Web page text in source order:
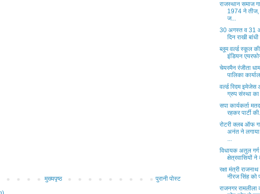
पुरानी पोस्ट
मुख्यपृष्ठ
राजस्थान समाज
1974 ने तीज,
ज...
30 अगस्त व 31
दिन राखी
ब्लूम वर्ल्ड स्कूल
इंडियन
चेयरमैन रंजीता
पालिका
वर्ल्ड रिदम
ग्रुप संस्था का
सपा कार्यकर्ता
रहकर पार्टी
रोटरी क्लब ऑफ
अनंत ने
...
विधायक अतुल
क्षेत्रवासियों
रक्षा मंत्री
नीरज सिंह को
राजनगर रामलीला